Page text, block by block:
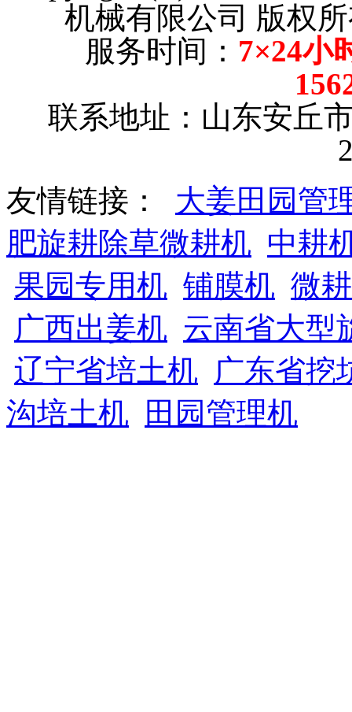
机械有限公司 版权
服务时间： 7×24小
联系地址：山东安丘
友情链接：
大姜田园管
肥旋耕除草微耕机 中耕
果园专用机 铺膜机 微
广西出姜机 云南省大型
辽宁省培土机 广东省挖
沟培土机
田园管理机